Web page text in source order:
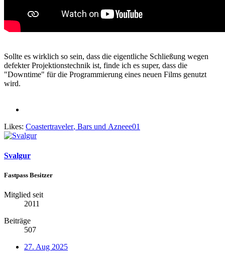
Sollte es wirklich so sein, dass die eigentliche Schließung wegen
defekter Projektionstechnik ist, finde ich es super, dass die
"Downtime" für die Programmierung eines neuen Films genutzt
wird.
Likes: Coastertraveler, Bars und Azneee01
Svalgur
Fastpass Besitzer
Mitglied seit
2011
Beiträge
507
27. Aug 2025